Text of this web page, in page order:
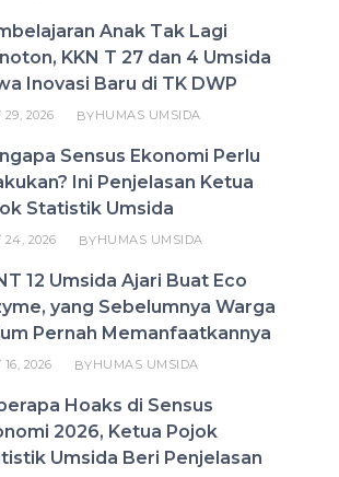
Anak Tak Lagi
KKN T 27 dan 4 Umsida
Inovasi Baru di TK DWP
29, 2026 BYHUMAS UMSIDA
Sensus Ekonomi Perlu
Ini Penjelasan Ketua
Statistik Umsida
24, 2026 BYHUMAS UMSIDA
12 Umsida Ajari Buat Eco
yang Sebelumnya Warga
Pernah Memanfaatkannya
16, 2026 BYHUMAS UMSIDA
Hoaks di Sensus
2026, Ketua Pojok
Umsida Beri Penjelasan